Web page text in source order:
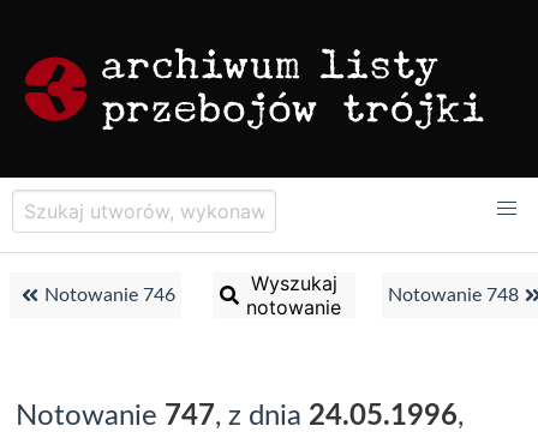
Notowanie 746
Wyszukaj
notowanie
Notowanie 748
Notowanie 747, z dnia 24.05.1996,